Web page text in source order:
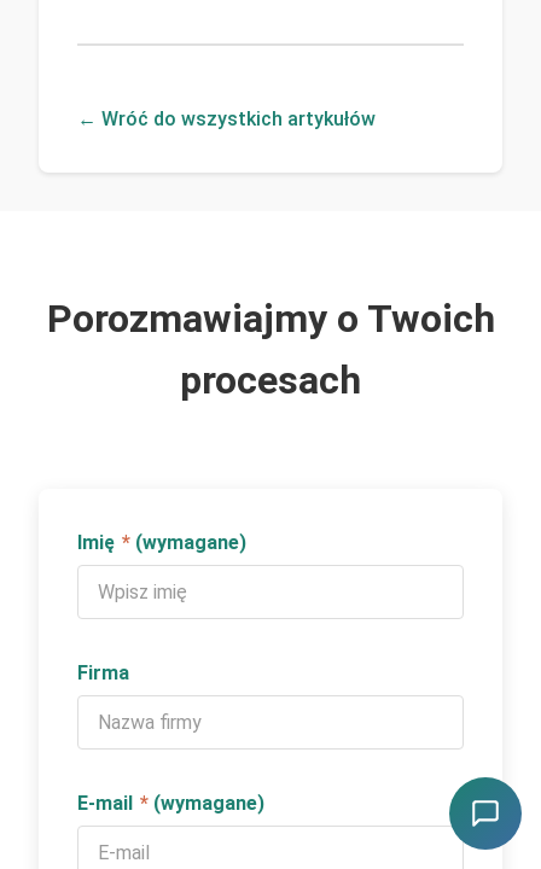
← Wróć do wszystkich artykułów
Porozmawiajmy o Twoich
procesach
Imię * (wymagane)
Firma
E-mail * (wymagane)